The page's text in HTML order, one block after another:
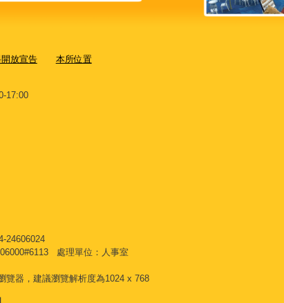
放宣告 本所位置
17:00
24606024
處理單位：人事室
覽器，建議瀏覽解析度為1024 x 768